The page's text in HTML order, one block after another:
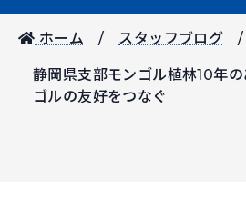
ホーム スタッフブログ
静岡県支部モンゴル植林10年
ゴルの友好をつなぐ